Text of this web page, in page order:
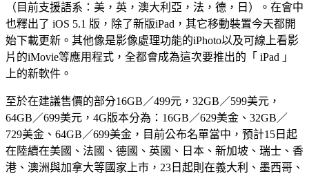
（目前支援語系：美，英，澳大利亞，法，德，日）。在會中
也釋出了 iOS 5.1 版，除了新版iPad，其它移動裝置今天都開
始下載更新。其他像是影像處理功能的iPhoto以及可線上看影
片的iMovie等應用程式，全都會成為這次要推出的「 iPad 」
上的新軟件。
至於在建議售價的部分16GB／499元，32GB／599美元，
64GB／699美元，4G版本分為：16GB／629美金、32GB／
729美金、64GB／699美金，目前公布名單當中，預計15日起
在陸續在美國、法國、德國、英國、日本、新加坡、瑞士、香
港、澳洲與加拿大等國家上市，23日起則在義大利、墨西哥、